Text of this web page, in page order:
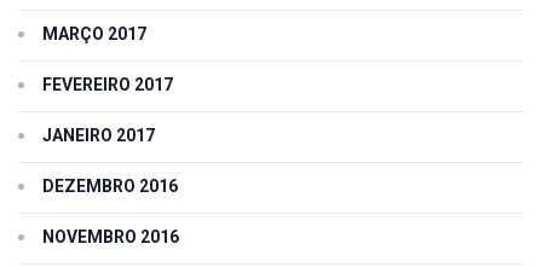
MARÇO 2017
FEVEREIRO 2017
JANEIRO 2017
DEZEMBRO 2016
NOVEMBRO 2016